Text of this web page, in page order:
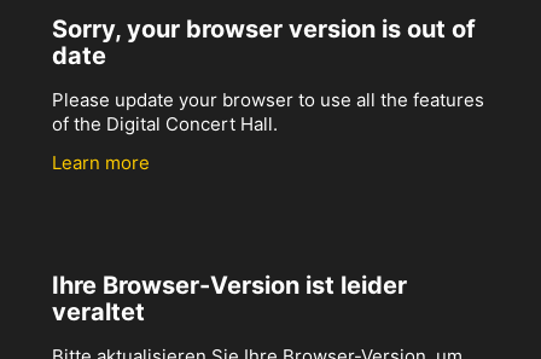
Sorry, your browser version is out of
date
Please update your browser to use all the features
of the Digital Concert Hall.
Learn more
Ihre Browser-Version ist leider
veraltet